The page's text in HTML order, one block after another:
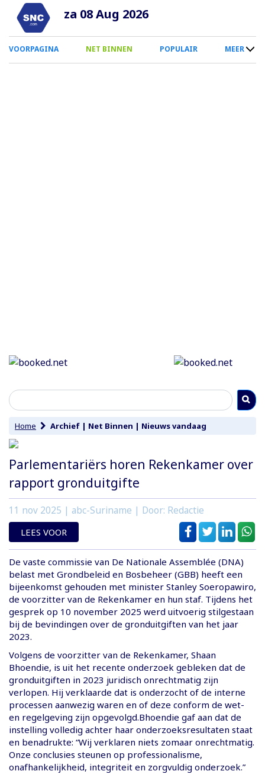
Overslaan
naar
inhoud
za 08 Aug 2026
0
Smartphone
VOORPAGINA NET BINNEN POPULAIR MEER
Home Archief | Net Binnen | Nieuws vandaag
Parlementariërs horen Rekenkamer over
rapport gronduitgifte
11 nov 2025 | abc-Suriname | Door: Redactie
LEES VOOR
De vaste commissie van De Nationale Assemblée (DNA)
belast met Grondbeleid en Bosbeheer (GBB) heeft een
bijeenkomst gehouden met minister Stanley Soeropawiro,
de voorzitter van de Rekenkamer en hun staf. Tijdens het
gesprek op 10 november 2025 werd uitvoerig stilgestaan
bij de bevindingen over de gronduitgiften van het jaar
2023.
Volgens de voorzitter van de Rekenkamer, Shaan
Bhoendie, is uit het recente onderzoek gebleken dat de
gronduitgiften in 2023 juridisch onrechtmatig zijn
verlopen. Hij verklaarde dat is onderzocht of de interne
processen aanwezig waren en of deze conform de wet-
en regelgeving zijn opgevolgd.Bhoendie gaf aan dat de
instelling volledig achter haar onderzoeksresultaten staat
en benadrukte: “Wij verklaren niets zomaar onrechtmatig.
Onze conclusies steunen op professionalisme,
onafhankelijkheid, integriteit en zorgvuldig onderzoek.”